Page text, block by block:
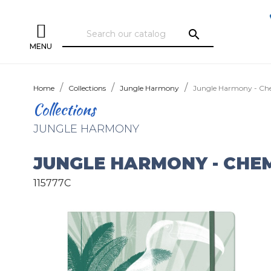
MENU
search
Home Collections Jungle Harmony Jungle Harmony -
Collections
JUNGLE HARMONY
JUNGLE HARMONY -
115777C